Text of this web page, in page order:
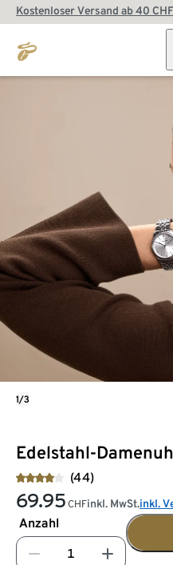
Kostenloser Versand ab 40
Edelstahl-
(44)
69.95 CHFinkl. MwSt.inkl.
Anzahl
1/3